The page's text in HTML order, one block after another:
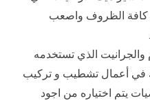
كافة الظروف واصعب
الذي تستخدمه
في أعمال تشطيب و تركيب
يتم اختياره من اجود